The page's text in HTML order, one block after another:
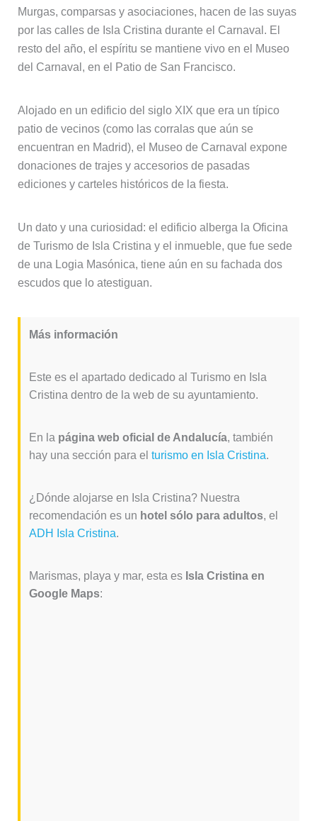
Murgas, comparsas y asociaciones, hacen de las suyas
por las calles de Isla Cristina durante el Carnaval. El
resto del año, el espíritu se mantiene vivo en el Museo
del Carnaval, en el Patio de San Francisco.
Alojado en un edificio del siglo XIX que era un típico
patio de vecinos (como las corralas que aún se
encuentran en Madrid), el Museo de Carnaval expone
donaciones de trajes y accesorios de pasadas
ediciones y carteles históricos de la fiesta.
Un dato y una curiosidad: el edificio alberga la Oficina
de Turismo de Isla Cristina y el inmueble, que fue sede
de una Logia Masónica, tiene aún en su fachada dos
escudos que lo atestiguan.
Más información
Este es el apartado dedicado al Turismo en Isla
Cristina dentro de la web de su ayuntamiento.
En la página web oficial de Andalucía, también
hay una sección para el turismo en Isla Cristina.
¿Dónde alojarse en Isla Cristina? Nuestra
recomendación es un hotel sólo para adultos, el
ADH Isla Cristina.
Marismas, playa y mar, esta es Isla Cristina en
Google Maps: